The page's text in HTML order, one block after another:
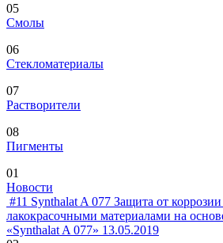
05
Смолы
06
Стекломатериалы
07
Растворители
08
Пигменты
01
Новости
#11 Synthalat A 077 Защита от
лакокрасочными материалами на
«Synthalat A 077» 13.05.2019